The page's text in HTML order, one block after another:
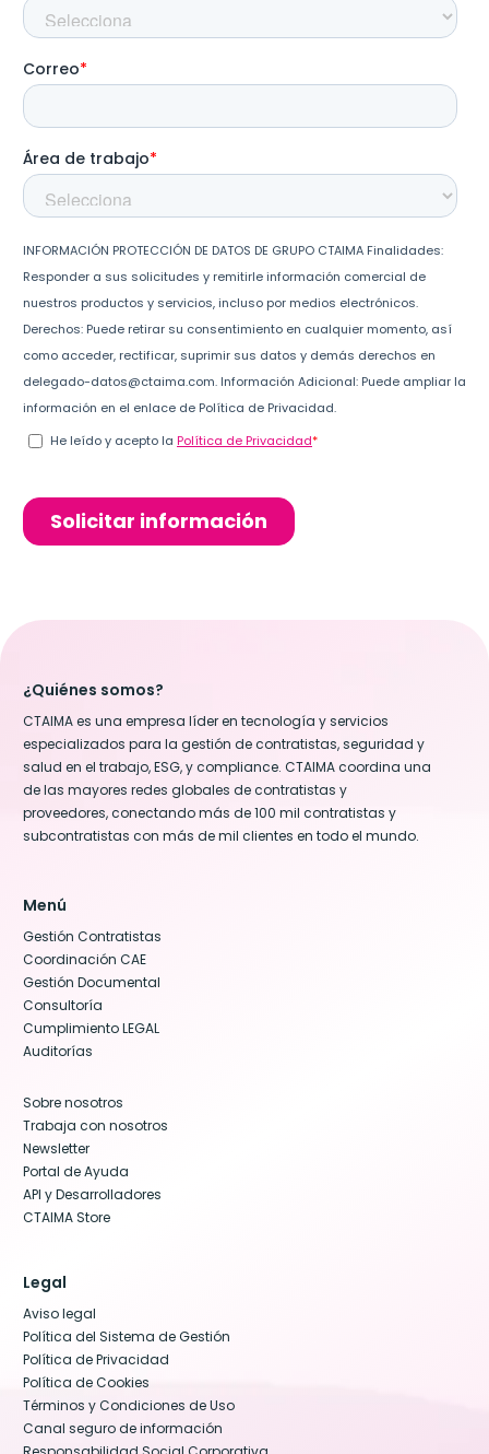
¿Quiénes somos?
CTAIMA es una empresa líder en tecnología y servicios
especializados para la gestión de contratistas, seguridad y
salud en el trabajo, ESG, y compliance. CTAIMA coordina una
de las mayores redes globales de contratistas y
proveedores, conectando más de 100 mil contratistas y
subcontratistas con más de mil clientes en todo el mundo.
Menú
Gestión Contratistas
Coordinación CAE
Gestión Documental
Consultoría
Cumplimiento LEGAL
Auditorías
Sobre nosotros
Trabaja con nosotros
Newsletter
Portal de Ayuda
API y Desarrolladores
CTAIMA Store
Legal
Aviso legal
Política del Sistema de Gestión
Política de Privacidad
Política de Cookies
Términos y Condiciones de Uso
Canal seguro de información